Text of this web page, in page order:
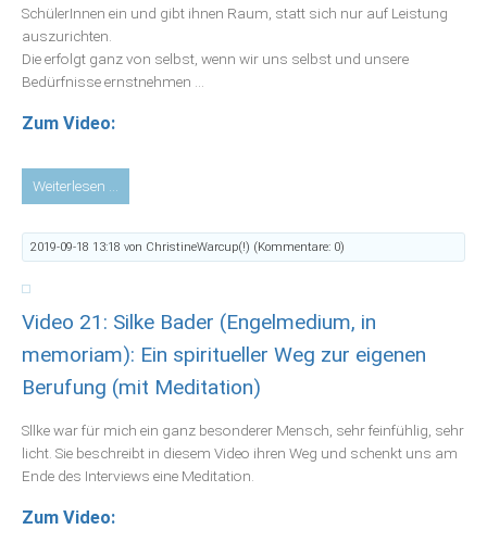
SchülerInnen ein und gibt ihnen Raum, statt sich nur auf Leistung
auszurichten.
Die erfolgt ganz von selbst, wenn wir uns selbst und unsere
Bedürfnisse ernstnehmen ...
Zum Video:
Weiterlesen …
20:
Martina
Schröder
schaffen,
um
bei
sich
zu
können
2019-09-18 13:18 von ChristineWarcup(!) (Kommentare: 0)
Video 21: Silke Bader (Engelmedium, in
memoriam): Ein spiritueller Weg zur eigenen
Berufung (mit Meditation)
Sllke war für mich ein ganz besonderer Mensch, sehr feinfühlig, sehr
licht. Sie beschreibt in diesem Video ihren Weg und schenkt uns am
Ende des Interviews eine Meditation.
Zum Video: